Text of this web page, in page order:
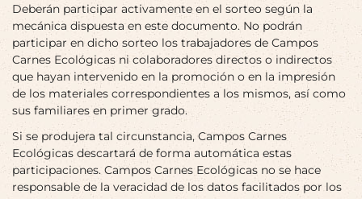
Deberán participar activamente en el sorteo según la
mecánica dispuesta en este documento. No podrán
participar en dicho sorteo los trabajadores de Campos
Carnes Ecológicas ni colaboradores directos o indirectos
que hayan intervenido en la promoción o en la impresión
de los materiales correspondientes a los mismos, así como
sus familiares en primer grado.
Si se produjera tal circunstancia, Campos Carnes
Ecológicas descartará de forma automática estas
participaciones. Campos Carnes Ecológicas no se hace
responsable de la veracidad de los datos facilitados por los